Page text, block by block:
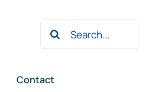
Zoeken
naar:
Contact